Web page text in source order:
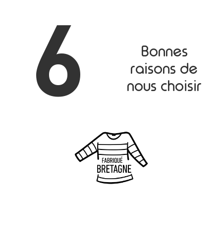
6
Bonnes
raisons de
nous choisir